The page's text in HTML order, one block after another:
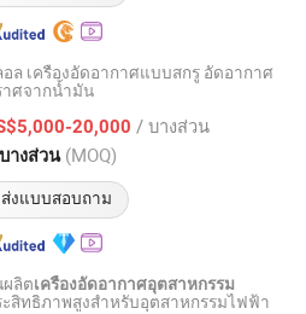
ล เครื่องอัดอากาศแบบสกรู อัดอากาศ
ศจากน้ำมัน
20,000 / บางส่วน
างส่วน (MOQ)
ส่งแบบสอบถาม
Co., Ltd
อัตราจาก 2026
ผลิตเครื่องอัดอากาศอุตสาหกรรม
สิทธิภาพสูงสำหรับอุตสาหกรรมไฟฟ้า